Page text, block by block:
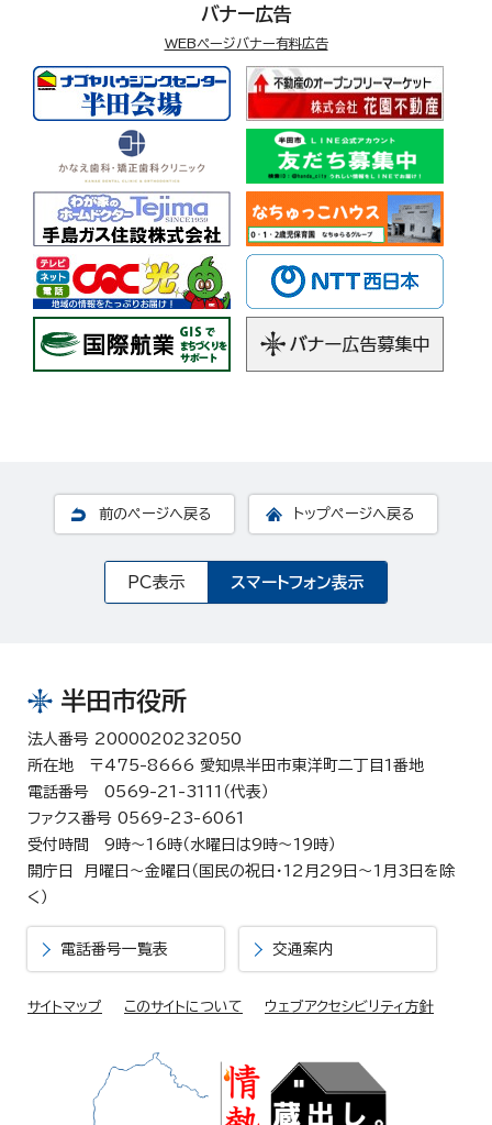
バナー広告
WEBページバナー有料広告
前のページへ戻る トップページへ戻る
PC表示 スマートフォン表示
半田市役所
法人番号 2000020232050
所在地 〒475-8666 愛知県半田市東洋町二丁目1番地
電話番号 0569-21-3111（代表）
ファクス番号 0569-23-6061
受付時間 9時～16時（水曜日は9時～19時）
開庁日 月曜日～金曜日（国民の祝日・12月29日～1月3日を除
く）
電話番号一覧表 交通案内
サイトマップ このサイトについて ウェブアクセシビリティ方針